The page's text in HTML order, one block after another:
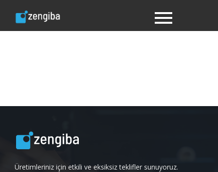
Üretimleriniz için etkili ve eksiksiz teklifler sunuyoruz.